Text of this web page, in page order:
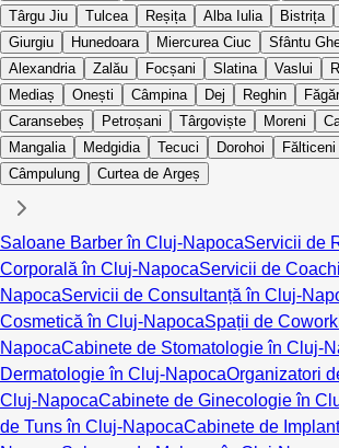
Târgu Jiu
Tulcea Reșița Alba Iulia Bistrița
Giurgiu
Hunedoara Miercurea Ciuc Sfântu
Alexandria
Zalău Focșani Slatina Vaslui
Mediaș
Onești Câmpina Dej Reghin
Caransebeș
Petroșani Târgoviște Moreni
Mangalia
Medgidia Tecuci Dorohoi Fălticeni
Câmpulung
Curtea de Argeș
Saloane Barber în Cluj-NapocaServicii de
Corporală în Cluj-NapocaServicii de
NapocaServicii de Consultanță în Cluj-
Cosmetică în Cluj-NapocaSpații de
NapocaCabinete de Stomatologie în Cluj-
Dermatologie în Cluj-NapocaOrganizatori
Cluj-NapocaCabinete de Ginecologie în
de Tuns în Cluj-NapocaCabinete de